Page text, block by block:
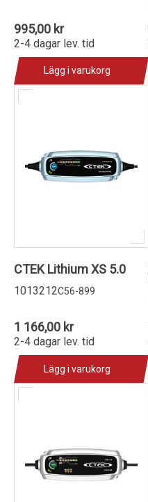
995,00 kr
2-4 dagar lev. tid
Lägg i varukorg
CTEK Lithium XS 5.0
1013212C56-899
1 166,00 kr
2-4 dagar lev. tid
Lägg i varukorg